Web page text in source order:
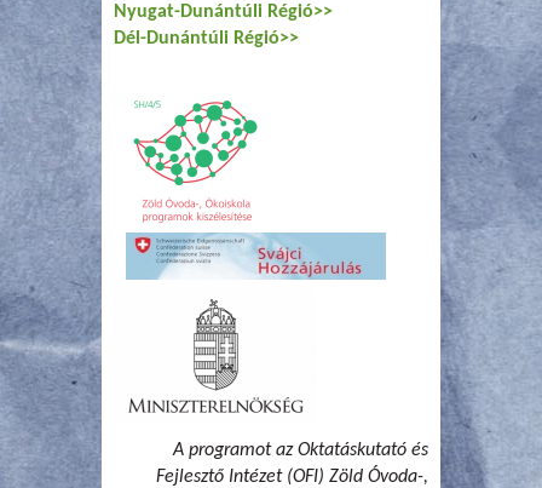
Nyugat-Dunántúli Régió>>
Dél-Dunántúli Régió>>
A programot az Oktatáskutató és
Fejlesztő Intézet (OFI) Zöld Óvoda-,